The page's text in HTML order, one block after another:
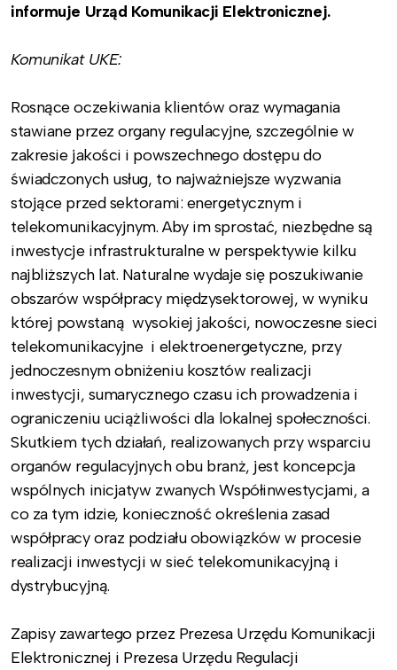
informuje Urząd Komunikacji Elektronicznej.
Komunikat UKE:
Rosnące oczekiwania klientów oraz wymagania
stawiane przez organy regulacyjne, szczególnie w
zakresie jakości i powszechnego dostępu do
świadczonych usług, to najważniejsze wyzwania
stojące przed sektorami: energetycznym i
telekomunikacyjnym. Aby im sprostać, niezbędne są
inwestycje infrastrukturalne w perspektywie kilku
najbliższych lat. Naturalne wydaje się poszukiwanie
obszarów współpracy międzysektorowej, w wyniku
której powstaną wysokiej jakości, nowoczesne sieci
telekomunikacyjne i elektroenergetyczne, przy
jednoczesnym obniżeniu kosztów realizacji
inwestycji, sumarycznego czasu ich prowadzenia i
ograniczeniu uciążliwości dla lokalnej społeczności.
Skutkiem tych działań, realizowanych przy wsparciu
organów regulacyjnych obu branż, jest koncepcja
wspólnych inicjatyw zwanych Współinwestycjami, a
co za tym idzie, konieczność określenia zasad
współpracy oraz podziału obowiązków w procesie
realizacji inwestycji w sieć telekomunikacyjną i
dystrybucyjną.
Zapisy zawartego przez Prezesa Urzędu Komunikacji
Elektronicznej i Prezesa Urzędu Regulacji